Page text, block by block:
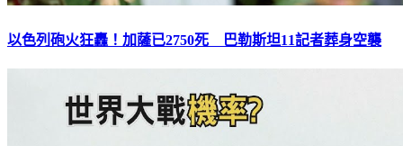
以色列砲火狂轟！加薩已2750死 巴勒斯坦11記者葬身空襲